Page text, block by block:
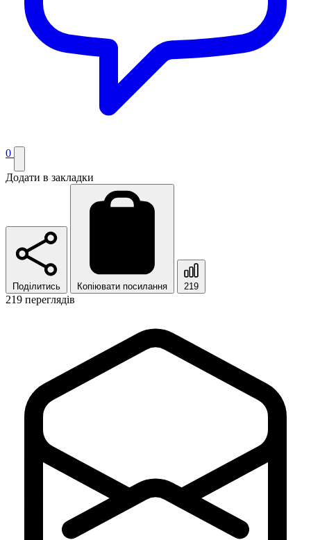
0
Додати в закладки
Поділитись Копіювати посилання 219
219 переглядів